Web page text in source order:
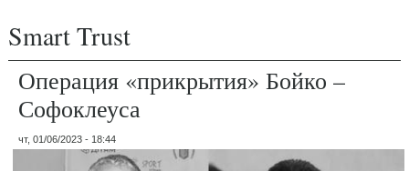
Smart Trust
Операция «прикрытия» Бойко –
Софоклеуса
чт, 01/06/2023 - 18:44